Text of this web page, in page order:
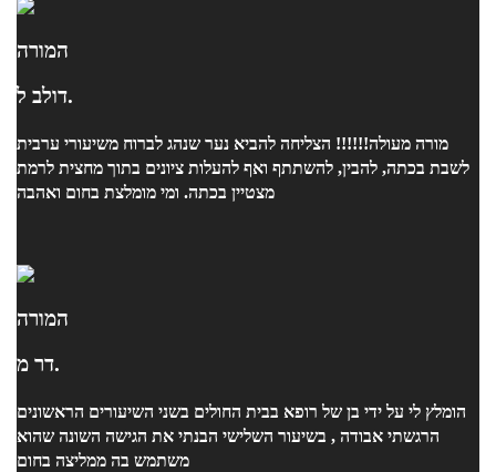
המורה
דולב ל.
מורה מעולה!!!!!! הצליחה להביא נער שנהג לברוח משיעורי ערבית
לשבת בכתה, להבין, להשתתף ואף להעלות ציונים בתוך מחצית לרמת
מצטיין בכתה. ומי מומלצת בחום ואהבה
המורה
דר מ.
הומלץ לי על ידי בן של רופא בבית החולים בשני השיעורים הראשונים
הרגשתי אבודה , בשיעור השלישי הבנתי את הגישה השונה שהוא
משתמש בה ממליצה בחום